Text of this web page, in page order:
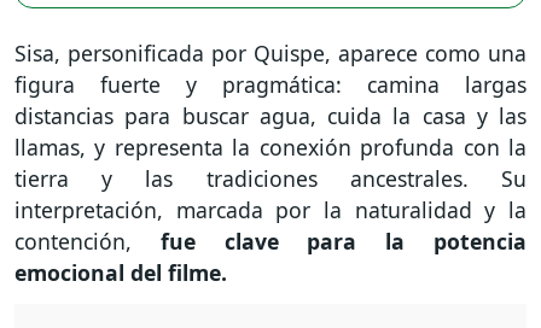
Sisa, personificada por Quispe, aparece como una
figura fuerte y pragmática: camina largas
distancias para buscar agua, cuida la casa y las
llamas, y representa la conexión profunda con la
tierra y las tradiciones ancestrales. Su
interpretación, marcada por la naturalidad y la
contención, fue clave para la potencia
emocional del filme.